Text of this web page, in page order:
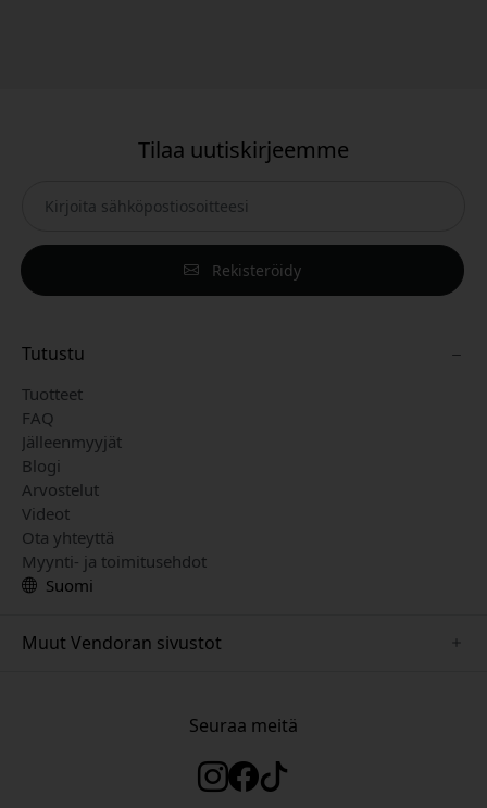
Tilaa uutiskirjeemme
Rekisteröidy
Tutustu
Tuotteet
FAQ
Jälleenmyyjät
Blogi
Arvostelut
Videot
Ota yhteyttä
Myynti- ja toimitusehdot
Suomi
Muut Vendoran sivustot
Seuraa meitä